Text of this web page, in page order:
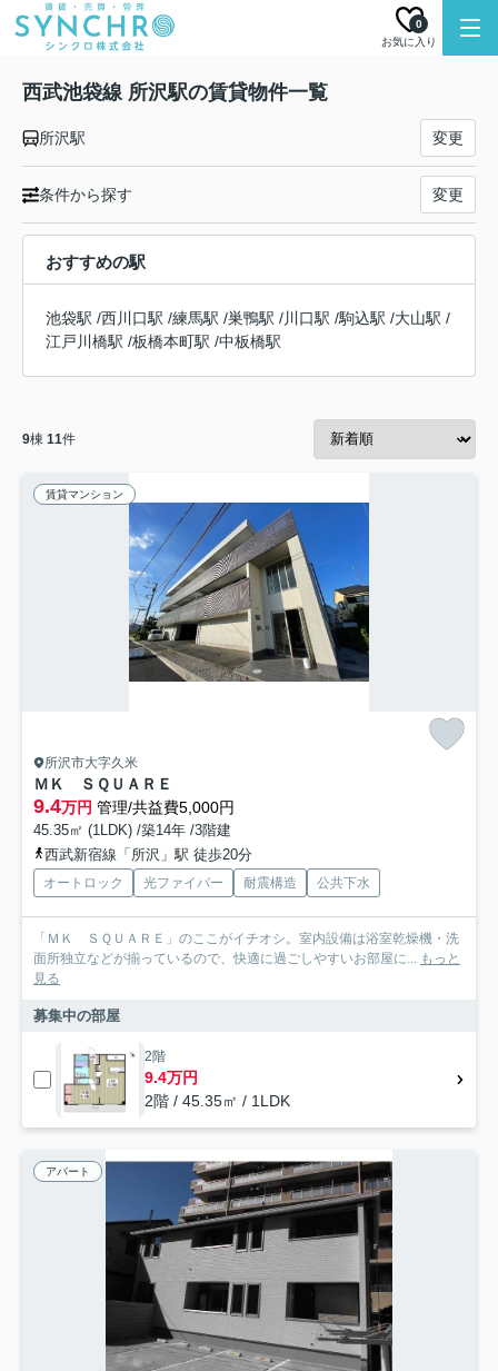
お気に入り
0
西武池袋線 所沢駅の賃貸物件一覧
所沢駅 変更
条件から探す 変更
おすすめの駅
池袋駅 /西川口駅 /練馬駅 /巣鴨駅 /川口駅 /駒込駅 /大山駅 /
江戸川橋駅 /板橋本町駅 /中板橋駅
9棟 11件
賃貸マンション
所沢市大字久米
ＭＫ ＳＱＵＡＲＥ
9.4万円 管理/共益費5,000円
45.35㎡ (1LDK) /築14年 /3階建
西武新宿線「所沢」駅 徒歩20分
オートロック 光ファイバー 耐震構造 公共下水
「ＭＫ ＳＱＵＡＲＥ」のここがイチオシ。室内設備は浴室乾燥機・洗
面所独立などが揃っているので、快適に過ごしやすいお部屋に... もっと
見る
募集中の部屋
2階
9.4万円
2階 / 45.35㎡ / 1LDK
アパート